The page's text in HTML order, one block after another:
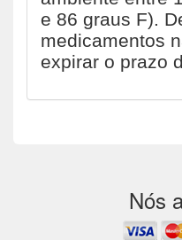
e 86 graus F).
medicamentos
expirar o prazo
Nós